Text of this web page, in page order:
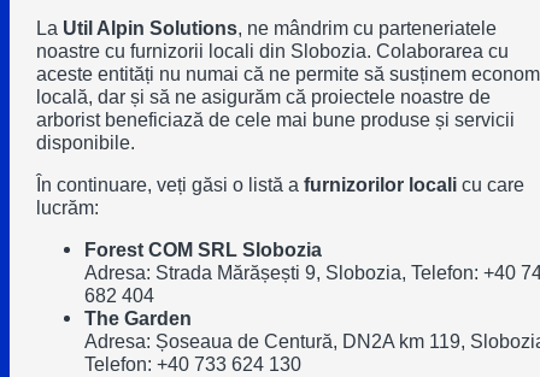
La Util Alpin Solutions, ne mândrim cu parteneriatele
noastre cu furnizorii locali din Slobozia. Colaborarea cu
aceste entități nu numai că ne permite să susținem
locală, dar și să ne asigurăm că proiectele noastre de
arborist beneficiază de cele mai bune produse și servicii
disponibile.
În continuare, veți găsi o listă a furnizorilor localicu care
lucrăm:
Forest COM SRL Slobozia
Adresa: Strada Mărășești 9, Slobozia, Telefon: +40
682 404
The Garden
Adresa: Șoseaua de Centură, DN2A km 119,
Telefon: +40 733 624 130